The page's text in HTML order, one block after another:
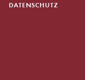
DATENSCHUTZ